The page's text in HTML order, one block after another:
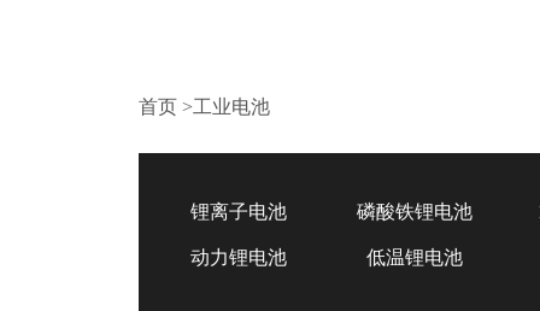
首页 >工业电池
锂离子电池 磷酸铁锂电池
动力锂电池 低温锂电池